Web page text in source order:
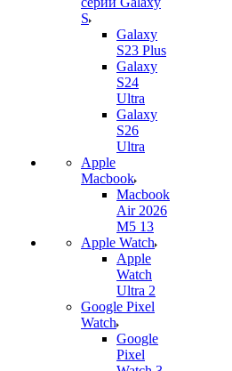
S
Galaxy
S23 Plus
Galaxy
S24
Ultra
Galaxy
S26
Ultra
Apple
Macbook
Macbook
Air 2026
M5 13
Apple Watch
Apple
Watch
Ultra 2
Google Pixel
Watch
Google
Pixel